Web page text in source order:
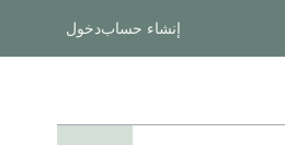
إنشاء حسابدخول